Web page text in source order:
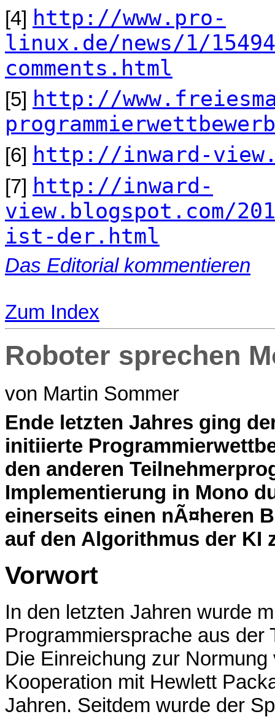
[4] http://www.pro-
linux.de/news/1/
comments.html
[5] http://
[6] http://inward-
[7] http://inward-
view.blogspot.com/
ist-der.html
Das Editorial kommentieren
Zum Index
Roboter sprechen
von Martin Sommer
Ende letzten Jahres ging
initiierte
den anderen
Implementierung in Mono
einerseits einen nÃ¤heren
auf den Algorithmus der KI
Vorwort
In den letzten Jahren wurde
Programmiersprache aus der
Die Einreichung zur
Kooperation mit Hewlett
Jahren. Seitdem wurde der